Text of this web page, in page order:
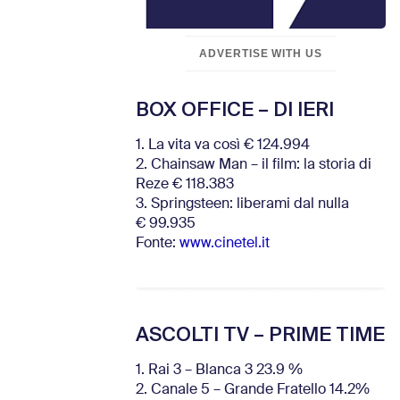
ADVERTISE WITH US
BOX OFFICE – DI IERI
1. La vita va così € 124.994
2. Chainsaw Man – il film: la storia di
Reze € 118.383
3. Springsteen: liberami dal nulla
€ 99.935
Fonte: www.cinetel.it
ASCOLTI TV – PRIME TIME
1. Rai 3 – Blanca 3 23.9 %
2. Canale 5 – Grande Fratello 14.2%